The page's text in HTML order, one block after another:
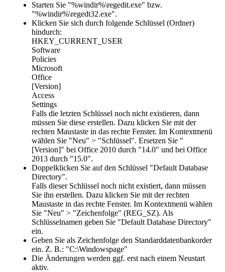
Starten Sie "%windir%\regedit.exe" bzw.
"%windir%\regedt32.exe".
Klicken Sie sich durch folgende Schlüssel (Ordner)
hindurch:
HKEY_CURRENT_USER
Software
Policies
Microsoft
Office
[Version]
Access
Settings
Falls die letzten Schlüssel noch nicht existieren, dann
müssen Sie diese erstellen. Dazu klicken Sie mit der
rechten Maustaste in das rechte Fenster. Im Kontextmenü
wählen Sie "Neu" > "Schlüssel". Ersetzen Sie "
[Version]" bei Office 2010 durch "14.0" und bei Office
2013 durch "15.0".
Doppelklicken Sie auf den Schlüssel "Default Database
Directory".
Falls dieser Schlüssel noch nicht existiert, dann müssen
Sie ihn erstellen. Dazu klicken Sie mit der rechten
Maustaste in das rechte Fenster. Im Kontextmenü wählen
Sie "Neu" > "Zeichenfolge" (REG_SZ). Als
Schlüsselnamen geben Sie "Default Database Directory"
ein.
Geben Sie als Zeichenfolge den Standarddatenbankorder
ein. Z. B.: "C:\Windowspage"
Die Änderungen werden ggf. erst nach einem Neustart
aktiv.